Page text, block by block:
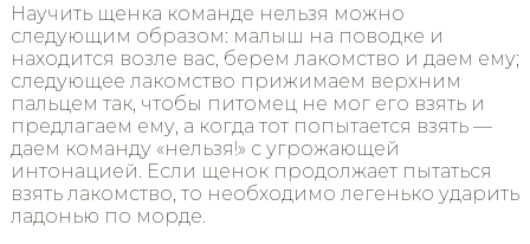
Научить щенка команде нельзя можно
следующим образом: малыш на поводке и
находится возле вас, берем лакомство и даем ему;
следующее лакомство прижимаем верхним
пальцем так, чтобы питомец не мог его взять и
предлагаем ему, а когда тот попытается взять —
даем команду «нельзя!» с угрожающей
интонацией. Если щенок продолжает пытаться
взять лакомство, то необходимо легенько ударить
ладонью по морде.